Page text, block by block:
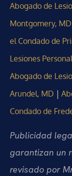
Abogado de
Montgomery, MD
el Condado de
Lesiones
Abogado de
Arundel, MD |
Condado de
Publicidad
garantizan un
revisado por